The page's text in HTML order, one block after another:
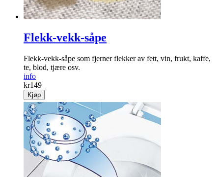
Flekk-vekk-såpe
Flekk-vekk-såpe som fjerner flekker av fett, vin, frukt, kaffe,
te, blod, tjære osv.
info
kr149
Kjøp